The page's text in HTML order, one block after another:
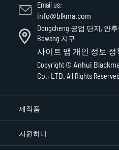
Email us:
info@blkma.com
Dongcheng 공업 단지, 안
Bowang 지구
사이트 맵 개인 정보 정
Copyright © Anhui
Co., LTD. All Rights
제작품
지원하다